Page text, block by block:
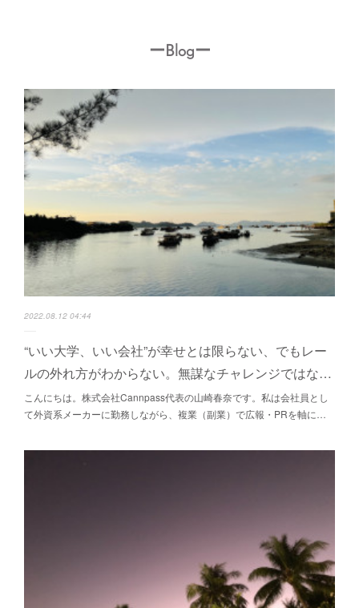
ーBlogー
2022.08.12 04:44
“いい大学、いい会社”が幸せとは限らない、でもレー
ルの外れ方がわからない。無謀なチャレンジではな…
こんにちは。株式会社Cannpass代表の山崎春奈です。私は会社員とし
て外資系メーカーに勤務しながら、複業（副業）で広報・PRを軸に…